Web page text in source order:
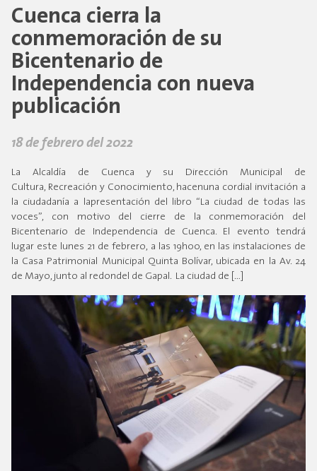
Cuenca cierra la
conmemoración de su
Bicentenario de
Independencia con nueva
publicación
18 de febrero del 2022
La Alcaldía de Cuenca y su Dirección Municipal de
Cultura, Recreación y Conocimiento, hacenuna cordial invitación a
la ciudadanía a lapresentación del libro “La ciudad de todas las
voces”, con motivo del cierre de la conmemoración del
Bicentenario de Independencia de Cuenca. El evento tendrá
lugar este lunes 21 de febrero, a las 19h00, en las instalaciones de
la Casa Patrimonial Municipal Quinta Bolívar, ubicada en la Av. 24
de Mayo, junto al redondel de Gapal. La ciudad de […]